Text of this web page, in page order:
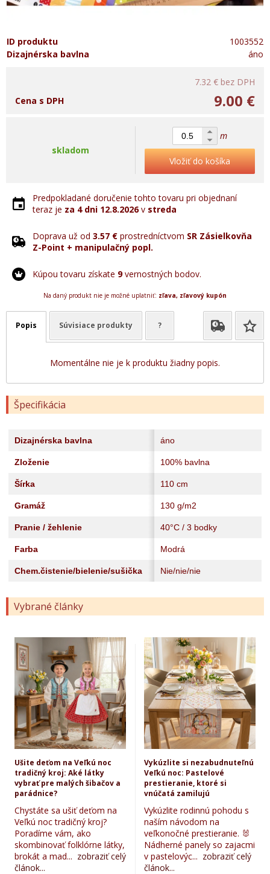
ID produktu
1003552
Dizajnérska bavlna
áno
7.32 € bez DPH
9.00 €
Cena s DPH
skladom
m
Vložiť do košíka
Predpokladané doručenie tohto tovaru pri objednaní
teraz je za 4 dni 12.8.2026v streda
Doprava už od 3.57 € prostredníctvom SR Zásielkovňa
Z-Point + manipulačný popl.
Kúpou tovaru získate 9vernostných bodov.
Na daný produkt nie je možné uplatniť: zľava, zľavový kupón
Popis Súvisiace produkty ?
Momentálne nie je k produktu žiadny popis.
Špecifikácia
Dizajnérska bavlna áno
Zloženie 100% bavlna
Šírka 110 cm
Gramáž 130 g/m2
Pranie / žehlenie 40°C / 3 bodky
Farba Modrá
Chem.čistenie/bielenie/sušička Nie/nie/nie
Vybrané články
Ušite deťom na Veľkú noc
tradičný kroj: Aké látky
vybrať pre malých šibačov a
parádnice?
Chystáte sa ušiť deťom na
Veľkú noc tradičný kroj?
Poradíme vám, ako
skombinovať folklórne látky,
brokát a mad... zobraziť celý
článok...
Vykúzlite si nezabudnuteľnú
Veľkú noc: Pastelové
prestieranie, ktoré si
vnúčatá zamilujú
Vykúzlite rodinnú pohodu s
naším návodom na
veľkonočné prestieranie. 🐰
Nádherné panely so zajacmi
v pastelovýc... zobraziť celý
článok...